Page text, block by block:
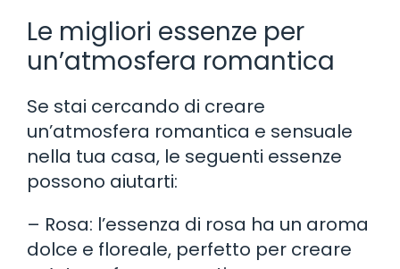
Le migliori essenze per
un’atmosfera romantica
Se stai cercando di creare
un’atmosfera romantica e sensuale
nella tua casa, le seguenti essenze
possono aiutarti:
– Rosa: l’essenza di rosa ha un aroma
dolce e floreale, perfetto per creare